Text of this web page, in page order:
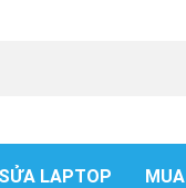
SỬA LAPTOP